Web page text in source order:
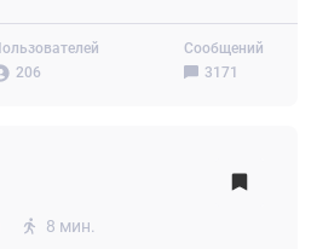
206
Сообщений
3171
8 мин.